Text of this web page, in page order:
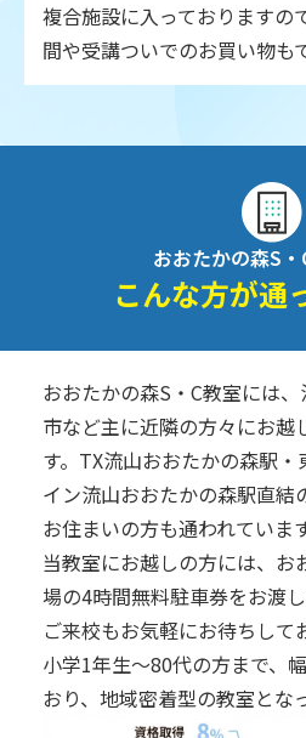
複合施設に入っておりますの
間や受講ついでのお買い物も
おおたかの森S
こんな方が通
おおたかの森S・C教室には
市など主に近隣の方々にお越
す。TX流山おおたかの森駅
イン流山おおたかの森駅直結
お住まいの方も通われています
当教室にお越しの方には、お
場の4時間無料駐車券をお渡
ご来校もお気軽にお待ちして
小学1年生～80代の方まで、
おり、地域密着型の教室とな